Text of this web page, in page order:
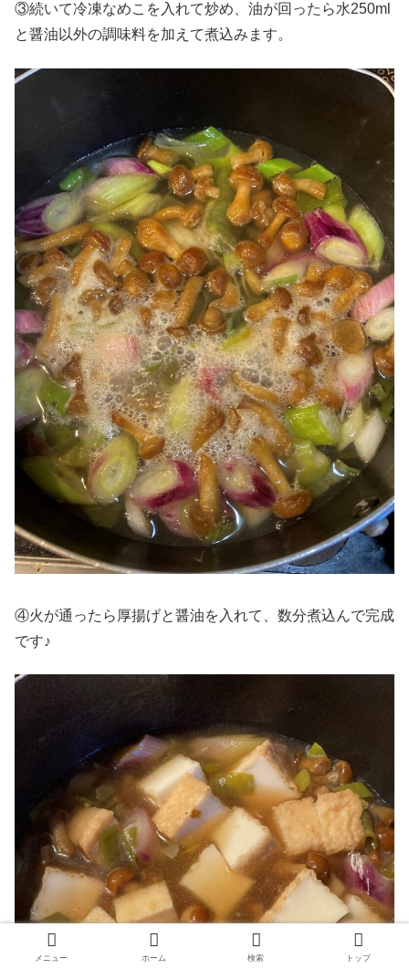
③続いて冷凍なめこを入れて炒め、油が回ったら水250ml
と醤油以外の調味料を加えて煮込みます。
④火が通ったら厚揚げと醤油を入れて、数分煮込んで完成
です♪
メニュー ホーム 検索 トップ